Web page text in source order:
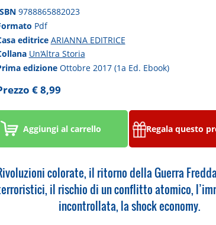
9788865882023
Pdf
editrice ARIANNA EDITRICE
Un'Altra Storia
edizione Ottobre 2017 (1a Ed. Ebook)
€ 8,99
Aggiungi al carrello Regala questo
colorate, il ritorno della Guerra
il rischio di un conflitto atomico,
incontrollata, la shock economy.